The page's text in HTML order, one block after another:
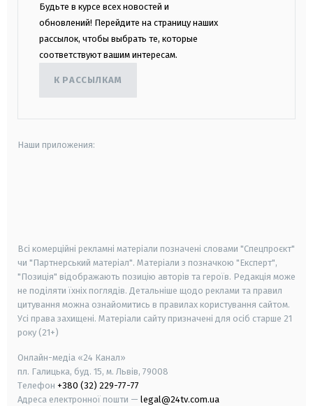
Будьте в курсе всех новостей и
обновлений! Перейдите на страницу наших
рассылок, чтобы выбрать те, которые
соответствуют вашим интересам.
К РАССЫЛКАМ
Наши приложения:
Всі комерційні рекламні матеріали позначені словами "Спецпроєкт"
чи "Партнерський матеріал". Матеріали з позначкою "Експерт",
"Позиція" відображають позицію авторів та героїв. Редакція може
не поділяти їхніх поглядів. Детальніше щодо реклами та правил
цитування можна ознайомитись в правилах користування сайтом.
Усі права захищені. Матеріали сайту призначені для осіб старше 21
року (21+)
Онлайн-медіа «24 Канал»
пл. Галицька, буд. 15, м. Львів, 79008
Телефон +380 (32) 229-77-77
Адреса електронної пошти — legal@24tv.com.ua